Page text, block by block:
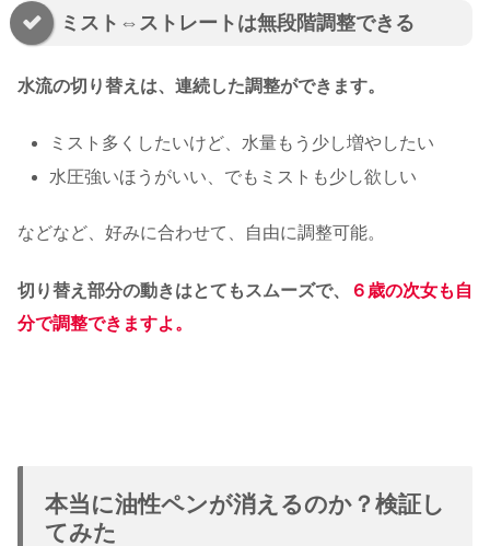
ミスト⇔ストレートは無段階調整できる
水流の切り替えは、連続した調整ができます。
ミスト多くしたいけど、水量もう少し増やしたい
水圧強いほうがいい、でもミストも少し欲しい
などなど、好みに合わせて、自由に調整可能。
切り替え部分の動きはとてもスムーズで、
６歳の次女も自
分で調整できますよ。
本当に油性ペンが消えるのか？検証し
てみた